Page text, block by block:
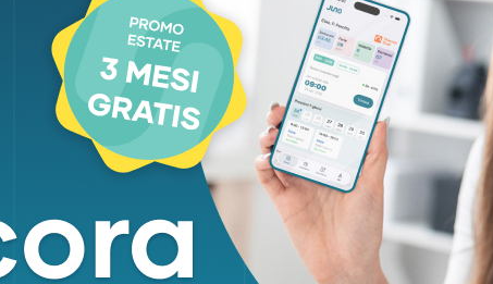
del piano di sviluppo aeroportuale.
che tale progetto, se realizzato,
parte del territorio provinciale effetti negativi
rilevanti criticità sotto il profilo ambientale, della
anche dal punto di vista idrogeologico.
sull’impatto che la nuova pista avrebbe sulle
dal cono di decollo e atterraggio.